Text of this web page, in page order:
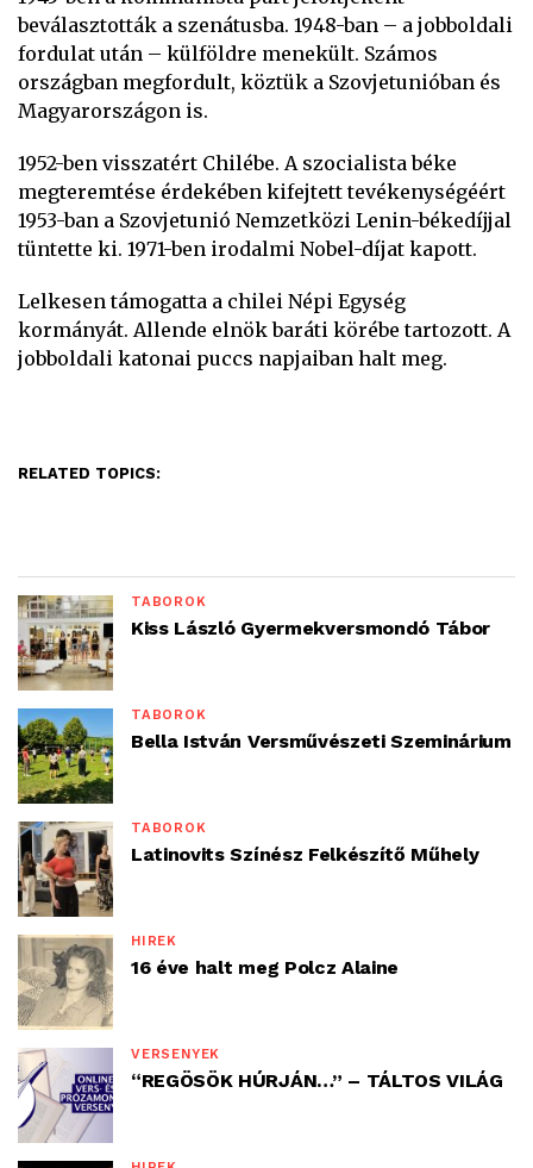
beválasztották a szenátusba. 1948-ban – a jobboldali
fordulat után – külföldre menekült. Számos
országban megfordult, köztük a Szovjetunióban és
Magyarországon is.
1952-ben visszatért Chilébe. A szocialista béke
megteremtése érdekében kifejtett tevékenységéért
1953-ban a Szovjetunió Nemzetközi Lenin-békedíjjal
tüntette ki. 1971-ben irodalmi Nobel-díjat kapott.
Lelkesen támogatta a chilei Népi Egység
kormányát. Allende elnök baráti körébe tartozott. A
jobboldali katonai puccs napjaiban halt meg.
RELATED TOPICS:
TÁBOROK
Kiss László Gyermekversmondó Tábor
TÁBOROK
Bella István Versművészeti Szeminárium
TÁBOROK
Latinovits Színész Felkészítő Műhely
HÍREK
16 éve halt meg Polcz Alaine
VERSENYEK
“REGÖSÖK HÚRJÁN…” – TÁLTOS VILÁG